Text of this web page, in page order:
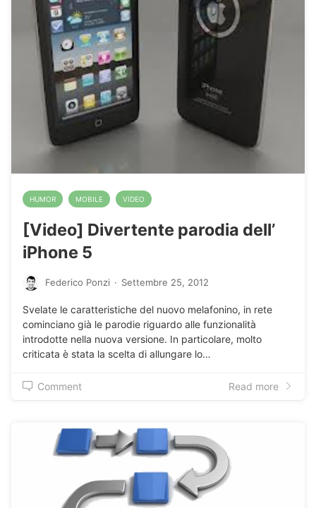
HUMOR MOBILE VIDEO
[Video] Divertente parodia dell’
iPhone 5
Federico Ponzi · Settembre 25, 2012
Svelate le caratteristiche del nuovo melafonino, in rete
cominciano già le parodie riguardo alle funzionalità
introdotte nella nuova versione. In particolare, molto
criticata è stata la scelta di allungare lo…
Comment Read more